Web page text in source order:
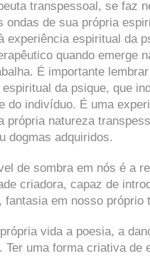
transpessoal, se faz
ondas de sua própria
experiência espiritual da
quando emerge
É importante
da psique, que
do indivíduo. É uma
própria natureza
dogmas adquiridos.
de sombra em nós é a
criadora, capaz de
fantasia em nosso próprio
vida a poesia, a
Ter uma forma criativa de